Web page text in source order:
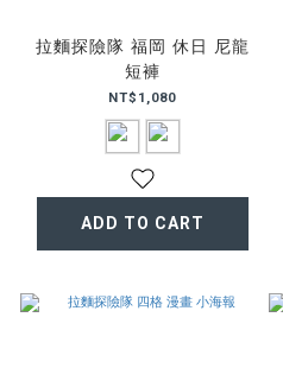
拉麵探險隊 福岡 休日 尼龍
短褲
NT$1,080
ADD TO CART